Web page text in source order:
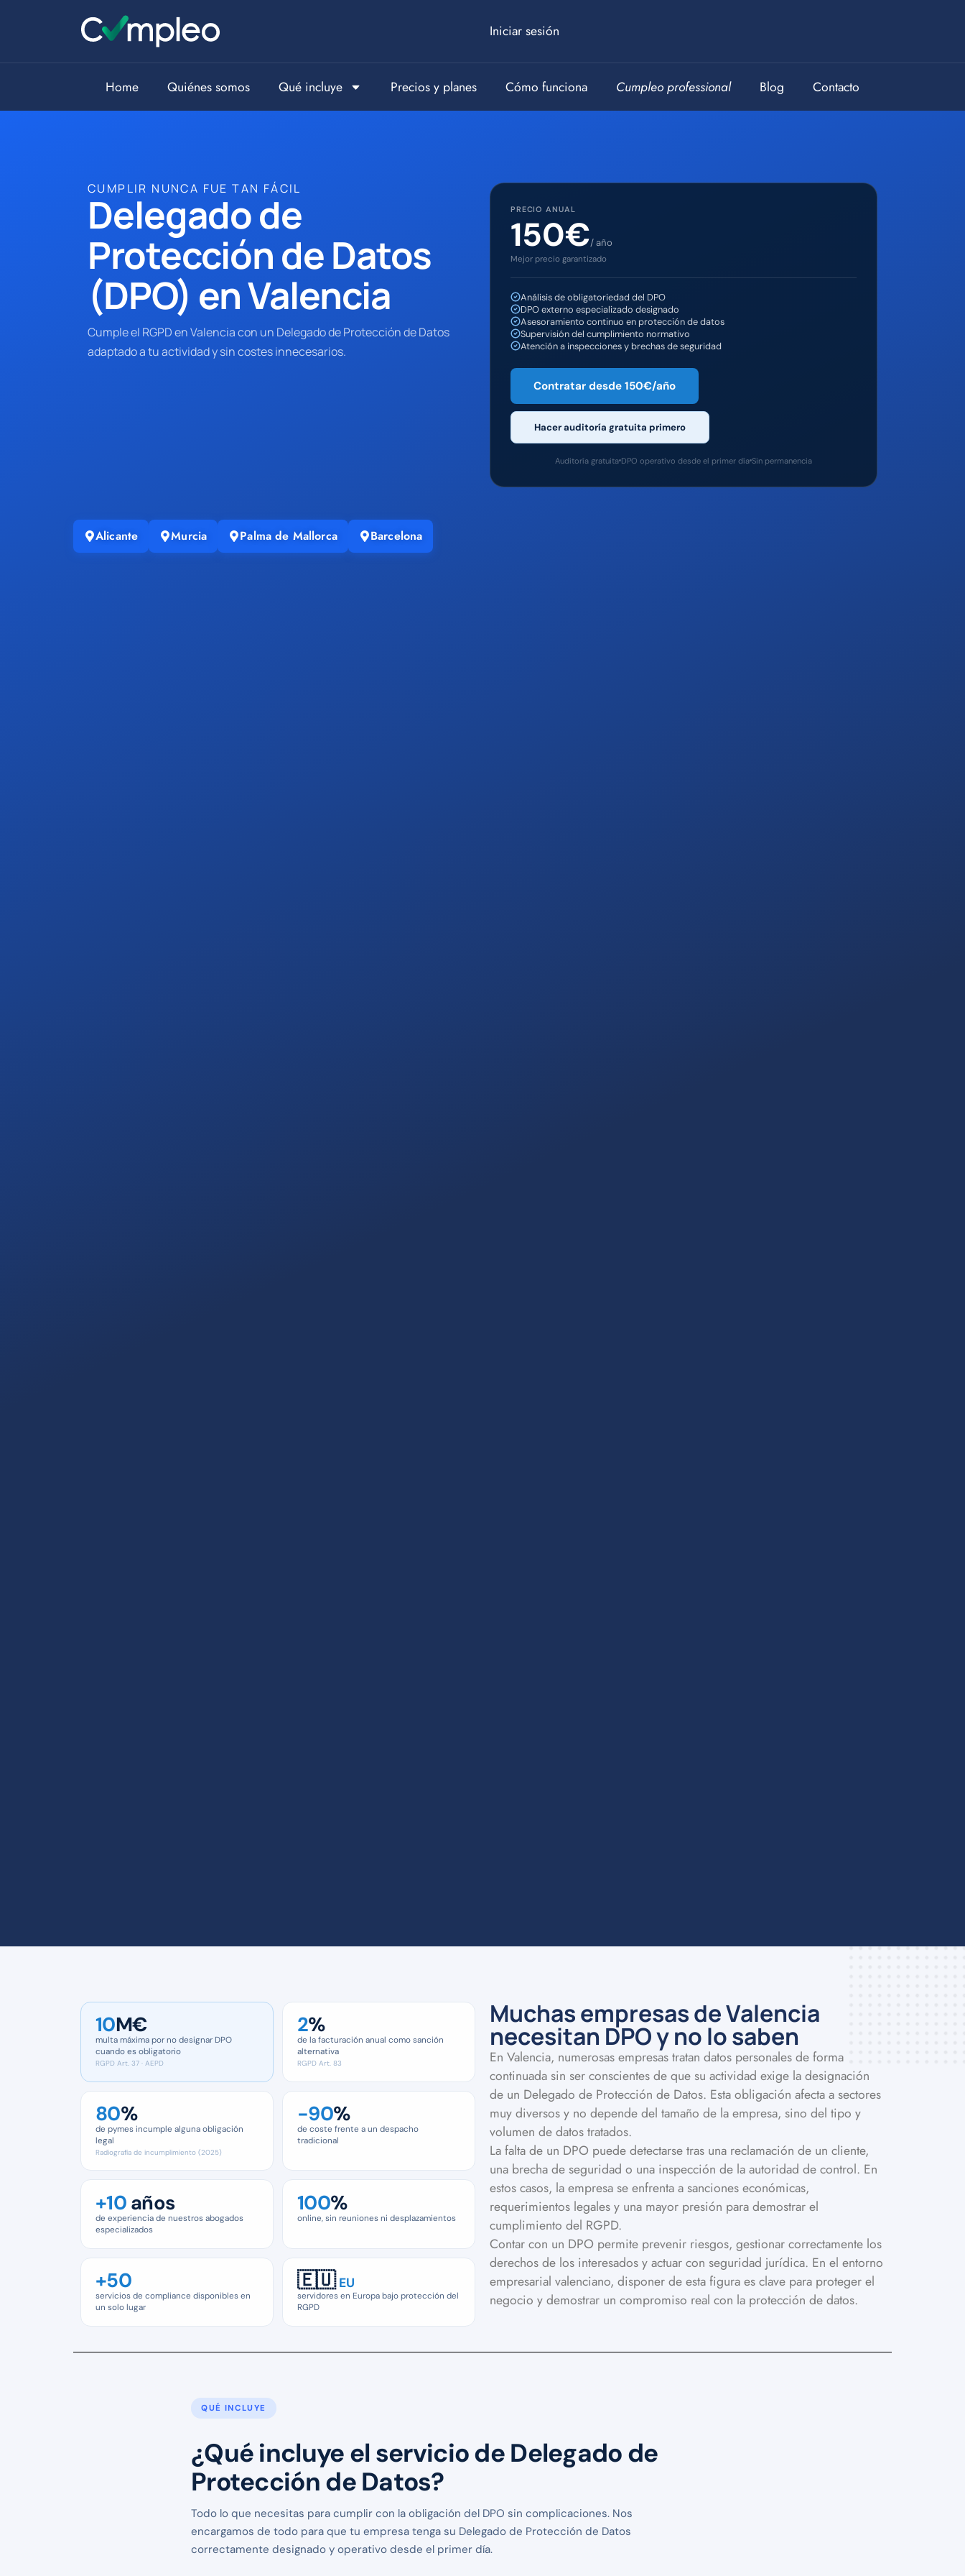
Iniciar sesión
Home Quiénes somos Qué incluye Precios y planes Cómo funciona Cumpleo professional Blog Contacto
CUMPLIR NUNCA FUE TAN FÁCIL
Delegado de
Protección de Datos
(DPO) en Valencia
Cumple el RGPD en Valencia con un Delegado de Protección de Datos
adaptado a tu actividad y sin costes innecesarios.
PRECIO ANUAL
150€/ año
Mejor precio garantizado
Análisis de obligatoriedad del DPO
DPO externo especializado designado
Asesoramiento continuo en protección de datos
Supervisión del cumplimiento normativo
Atención a inspecciones y brechas de seguridad
Contratar desde 150€/año
Hacer auditoría gratuita primero
Auditoría gratuita DPO operativo desde el primer día Sin permanencia
Alicante Murcia Palma de Mallorca Barcelona
10M€
multa máxima por no designar DPO
cuando es obligatorio
RGPD Art. 37 · AEPD
2%
de la facturación anual como sanción
alternativa
RGPD Art. 83
80%
de pymes incumple alguna obligación
legal
Radiografía de incumplimiento (2025)
−90%
de coste frente a un despacho
tradicional
+10 años
de experiencia de nuestros abogados
especializados
100%
online, sin reuniones ni desplazamientos
+50
servicios de compliance disponibles en
un solo lugar
🇪🇺EU
servidores en Europa bajo protección del
RGPD
Muchas empresas de Valencia
necesitan DPO y no lo saben
En Valencia, numerosas empresas tratan datos personales de forma
continuada sin ser conscientes de que su actividad exige la designación
de un Delegado de Protección de Datos. Esta obligación afecta a sectores
muy diversos y no depende del tamaño de la empresa, sino del tipo y
volumen de datos tratados.
La falta de un DPO puede detectarse tras una reclamación de un cliente,
una brecha de seguridad o una inspección de la autoridad de control. En
estos casos, la empresa se enfrenta a sanciones económicas,
requerimientos legales y una mayor presión para demostrar el
cumplimiento del RGPD.
Contar con un DPO permite prevenir riesgos, gestionar correctamente los
derechos de los interesados y actuar con seguridad jurídica. En el entorno
empresarial valenciano, disponer de esta figura es clave para proteger el
negocio y demostrar un compromiso real con la protección de datos.
QUÉ INCLUYE
¿Qué incluye el servicio de Delegado de
Protección de Datos?
Todo lo que necesitas para cumplir con la obligación del DPO sin complicaciones. Nos
encargamos de todo para que tu empresa tenga su Delegado de Protección de Datos
correctamente designado y operativo desde el primer día.